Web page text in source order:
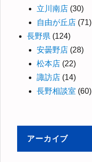
立川南店 (30)
自由が丘店 (71)
長野県 (124)
安曇野店 (28)
松本店 (22)
諏訪店 (14)
長野相談室 (60)
アーカイブ